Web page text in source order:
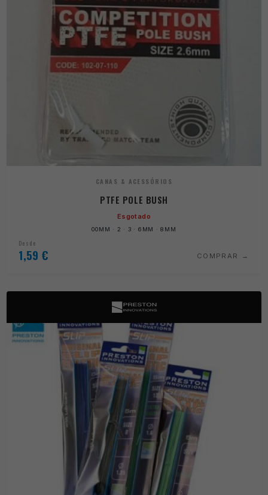
CANAS & ACESSÓRIOS
PTFE POLE BUSH
Esgotado
00MM · 2 · 3 · 6MM · 8MM
Desde
1,59 € COMPRAR